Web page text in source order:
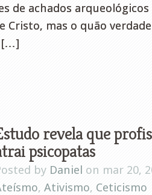
de achados
Cristo, mas o quão
[…]
revela que
psicopatas
by Daniel on mar 20,
, Ativismo, Ceticismo